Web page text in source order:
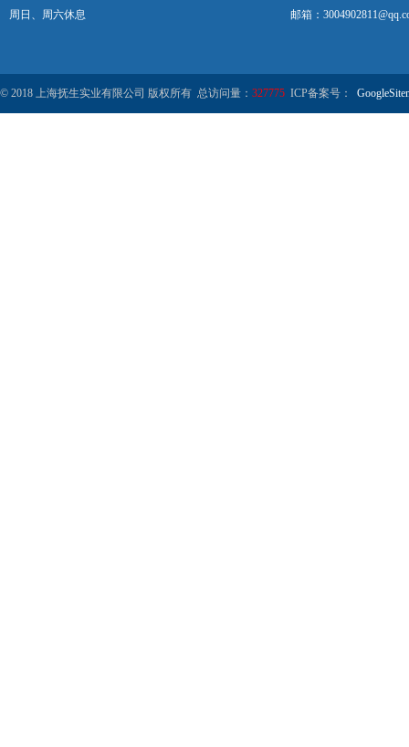
周日、周六休息 邮箱：
© 2018 上海抚生实业有限公司 版权所有 总访问量： 327775 ICP备案号：